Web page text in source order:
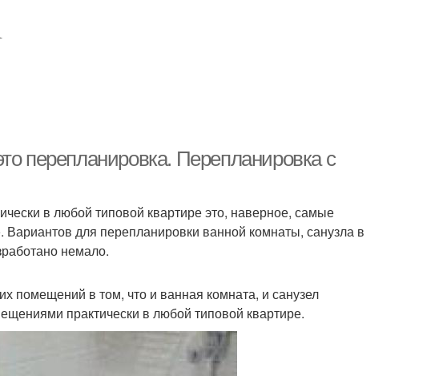
перепланировка. Перепланировка с
в любой типовой квартире это, наверное, самые
для перепланировки ванной комнаты, санузла в
немало.
помещений в том, что и ванная комната, и санузел
практически в любой типовой квартире.